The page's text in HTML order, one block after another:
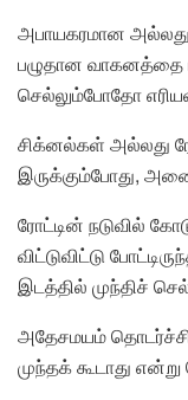
அபாயகரமான
பழுதான வாகனத்தை
செல்லும்போதோ
சிக்னல்கள் அல்லது
இருக்கும்போது,
ரோட்டின் நடுவில்
விட்டுவிட்டு
இடத்தில் முந்திச்
அதேசமயம்
முந்தக் கூடாது